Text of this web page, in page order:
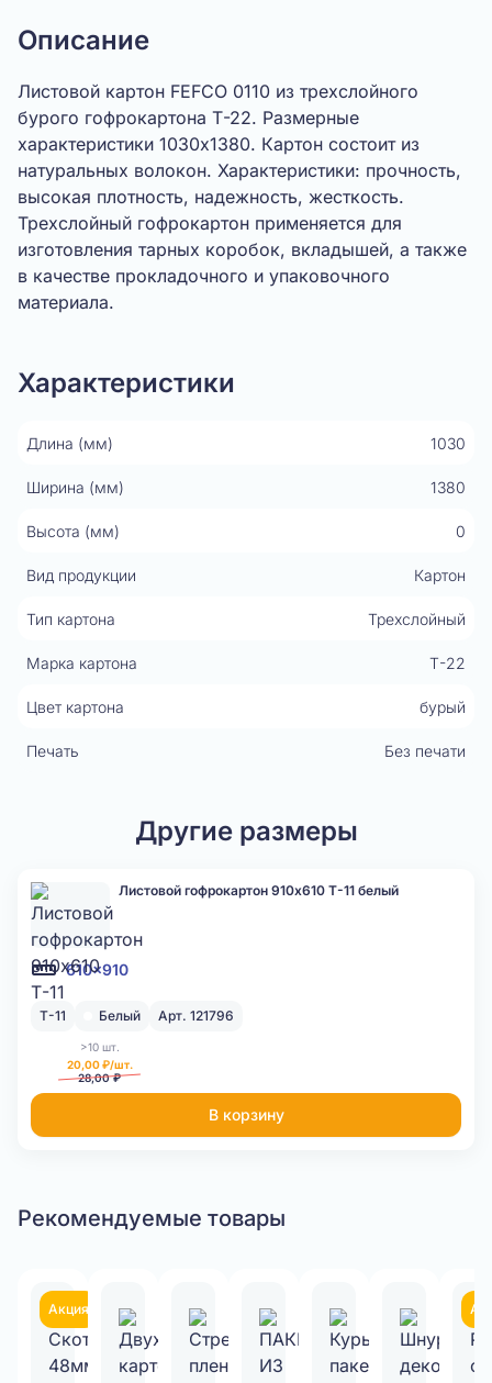
Описание
Листовой картон FEFCO 0110 из трехслойного
бурого гофрокартона Т-22. Размерные
характеристики 1030х1380. Картон состоит из
натуральных волокон. Характеристики: прочность,
высокая плотность, надежность, жесткость.
Трехслойный гофрокартон применяется для
изготовления тарных коробок, вкладышей, а также
в качестве прокладочного и упаковочного
материала.
Характеристики
Длина (мм) 1030
Ширина (мм) 1380
Высота (мм) 0
Вид продукции Картон
Тип картона Трехслойный
Марка картона Т-22
Цвет картона бурый
Печать Без печати
Другие размеры
610x910
Листовой гофрокартон 910x610 Т-11 белый
Т-11 Белый Арт. 121796
>10 шт.
20,00 ₽/шт.
28,00 ₽
В корзину
Рекомендуемые товары
Акция